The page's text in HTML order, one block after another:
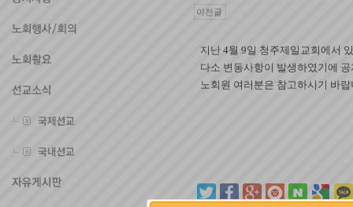
이전글
지난 4월 9일 청주제일교회에서
다소 변동사항이 발생하였기에
노회원 여러분은 참고하시기 바